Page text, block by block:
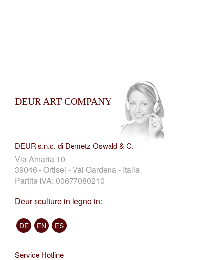
DEUR ART COMPANY
DEUR s.n.c. di Demetz Oswald & C.
Via Arnaria 10
39046 - Ortisei - Val Gardena - Italia
Partita IVA: 00677080210
Deur sculture in legno in:
DE EN ES
Service Hotline